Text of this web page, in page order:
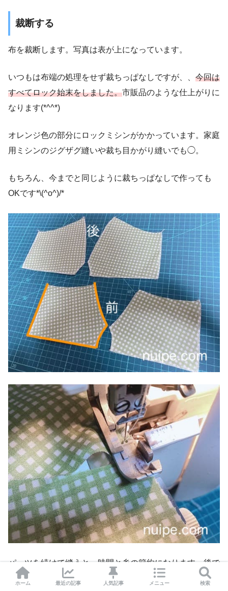
裁断する
布を裁断します。写真は表が上になっています。
いつもは布端の処理をせず裁ちっぱなしですが、、 今回は
すべてロック始末をしました。市販品のような仕上がりに
なります(*^^*)
オレンジ色の部分にロックミシンがかかっています。家庭
用ミシンのジグザグ縫いや裁ち目かがり縫いでも◯。
もちろん、今までと同じように裁ちっぱなしで作っても
OKです*\(^o^)/*
パーツを続けて縫うと、時間と糸の節約になります。後で
切り離します！
ホーム 最近の記事 人気記事 メニュー 検索